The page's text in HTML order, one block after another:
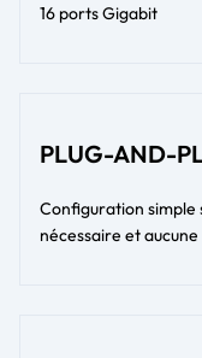
16 ports Gigabit
PLUG-AND-
Configuration simple
nécessaire et